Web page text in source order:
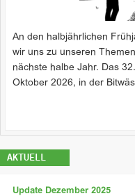
An den halbjährlichen
wir uns zu unseren
nächste halbe Jahr. Das
Oktober 2026, in der
AKTUELL
Update Dezember 2025